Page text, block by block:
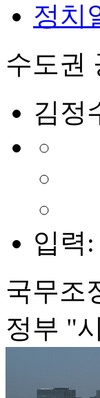
정치
수도권
김정
입력:
국무조
정부 "